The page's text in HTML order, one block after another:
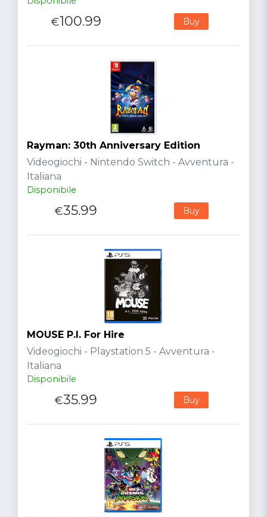
€100.99 Buy
Rayman: 30th Anniversary Edition
Videogiochi - Nintendo Switch - Avventura -
Italiana
Disponibile
€35.99 Buy
MOUSE P.I. For Hire
Videogiochi - Playstation 5 - Avventura -
Italiana
Disponibile
€35.99 Buy